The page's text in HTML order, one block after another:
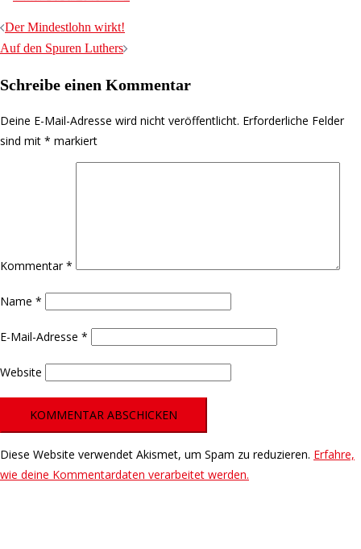
Beitrags-
Navigation
Der Mindestlohn wirkt!
Auf den Spuren Luthers
Schreibe einen Kommentar
Deine E-Mail-Adresse wird nicht veröffentlicht. Erforderliche Felder
sind mit * markiert
Kommentar*
Name *
E-Mail-Adresse *
Website
Diese Website verwendet Akismet, um Spam zu reduzieren. Erfahre,
wie deine Kommentardaten verarbeitet werden.